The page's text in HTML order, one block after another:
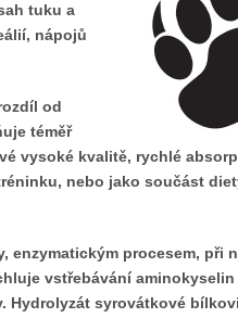
tuku a
nápojů
od
téměř
vysoké kvalitě, rychlé
nebo jako součást
procesem, při
vstřebávání
Hydrolyzát syrovátkové